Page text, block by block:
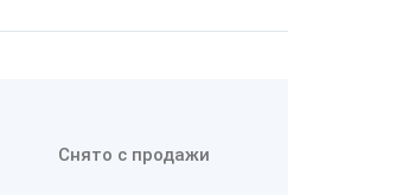
EDA50K
Снято с продажи